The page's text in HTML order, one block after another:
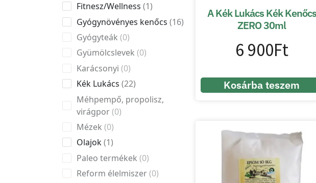
Fitnesz/Wellness 1
Gyógynövényes kenőcs 16
Gyógyteák 0
Gyümölcslevek 0
Karácsonyi 0
Kék Lukács 22
Méhpempő, propolisz,
virágpor 0
Mézek 0
Olajok 1
Paleo termékek 0
Reform élelmiszer 0
A Kék Lukács Kék Kenőcs
ZERO 30ml
6 900Ft
Kosárba teszem